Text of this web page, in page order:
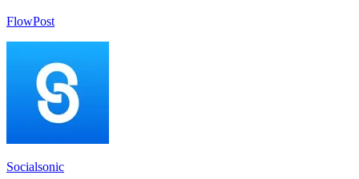
FlowPost
Socialsonic